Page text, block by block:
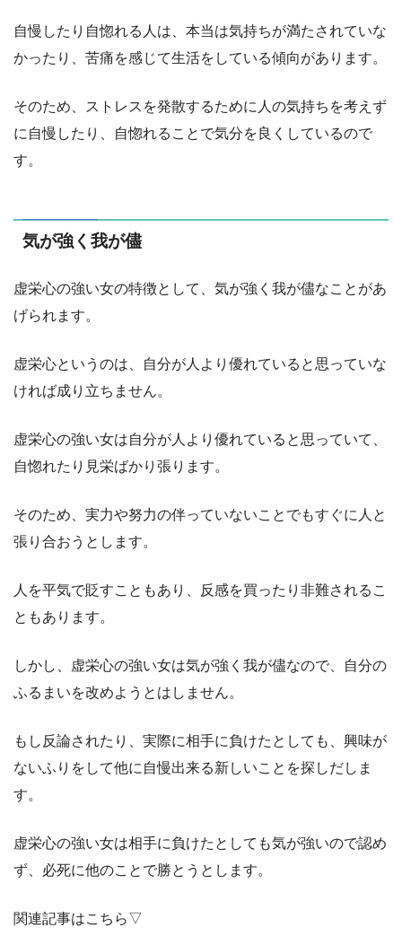
自慢したり自惚れる人は、本当は気持ちが満たされていな
かったり、苦痛を感じて生活をしている傾向があります。
そのため、ストレスを発散するために人の気持ちを考えず
に自慢したり、自惚れることで気分を良くしているので
す。
気が強く我が儘
虚栄心の強い女の特徴として、気が強く我が儘なことがあ
げられます。
虚栄心というのは、自分が人より優れていると思っていな
ければ成り立ちません。
虚栄心の強い女は自分が人より優れていると思っていて、
自惚れたり見栄ばかり張ります。
そのため、実力や努力の伴っていないことでもすぐに人と
張り合おうとします。
人を平気で貶すこともあり、反感を買ったり非難されるこ
ともあります。
しかし、虚栄心の強い女は気が強く我が儘なので、自分の
ふるまいを改めようとはしません。
もし反論されたり、実際に相手に負けたとしても、興味が
ないふりをして他に自慢出来る新しいことを探しだしま
す。
虚栄心の強い女は相手に負けたとしても気が強いので認め
ず、必死に他のことで勝とうとします。
関連記事はこちら▽